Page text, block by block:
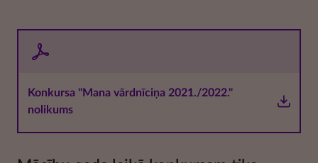
Konkursa "Mana vārdnīciņa 2021./2022."
nolikums